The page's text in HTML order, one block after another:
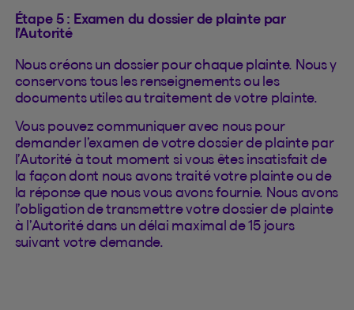
Étape 5 : Examen du dossier de plainte par
l’Autorité
Nous créons un dossier pour chaque plainte. Nous y
conservons tous les renseignements ou les
documents utiles au traitement de votre plainte.
Vous pouvez communiquer avec nous pour
demander l’examen de votre dossier de plainte par
l’Autorité à tout moment si vous êtes insatisfait de
la façon dont nous avons traité votre plainte ou de
la réponse que nous vous avons fournie. Nous avons
l’obligation de transmettre votre dossier de plainte
à l’Autorité dans un délai maximal de 15 jours
suivant votre demande.